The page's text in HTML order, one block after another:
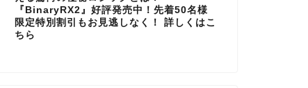
『BinaryRX2』好評発売中！先着50名様
限定特別割引もお見逃しなく！ 詳しくはこ
ちら